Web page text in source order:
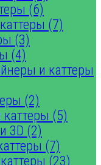
(6)
(7)
(3)
(4)
и каттеры
(2)
(5)
3D (2)
(7)
(23)